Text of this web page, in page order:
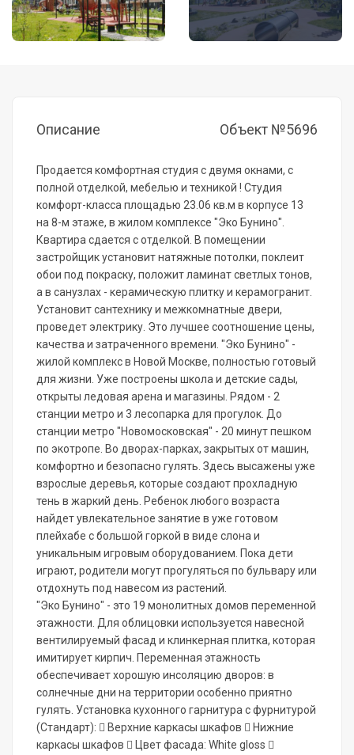
Описание Объект №5696
Продается комфортная студия с двумя окнами, с
полной отделкой, мебелью и техникой ! Студия
комфорт-класса площадью 23.06 кв.м в корпусе 13
на 8-м этаже, в жилом комплексе "Эко Бунино".
Квартира сдается с отделкой. В помещении
застройщик установит натяжные потолки, поклеит
обои под покраску, положит ламинат светлых тонов,
а в санузлах - керамическую плитку и керамогранит.
Установит сантехнику и межкомнатные двери,
проведет электрику. Это лучшее соотношение цены,
качества и затраченного времени. "Эко Бунино" -
жилой комплекс в Новой Москве, полностью готовый
для жизни. Уже построены школа и детские сады,
открыты ледовая арена и магазины. Рядом - 2
станции метро и 3 лесопарка для прогулок. До
станции метро "Новомосковская" - 20 минут пешком
по экотропе. Во дворах-парках, закрытых от машин,
комфортно и безопасно гулять. Здесь высажены уже
взрослые деревья, которые создают прохладную
тень в жаркий день. Ребенок любого возраста
найдет увлекательное занятие в уже готовом
плейхабе с большой горкой в виде слона и
уникальным игровым оборудованием. Пока дети
играют, родители могут прогуляться по бульвару или
отдохнуть под навесом из растений.
"Эко Бунино" - это 19 монолитных домов переменной
этажности. Для облицовки используется навесной
вентилируемый фасад и клинкерная плитка, которая
имитирует кирпич. Переменная этажность
обеспечивает хорошую инсоляцию дворов: в
солнечные дни на территории особенно приятно
гулять. Установка кухонного гарнитура с фурнитурой
(Стандарт):  Верхние каркасы шкафов  Нижние
каркасы шкафов  Цвет фасада: White gloss 